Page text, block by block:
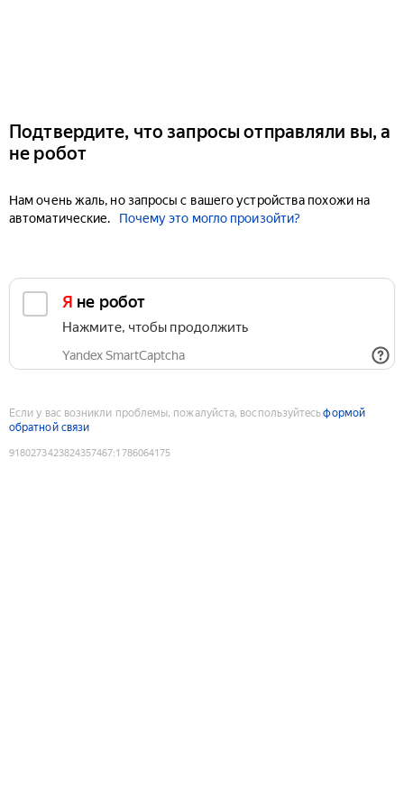
Подтвердите, что запросы отправляли вы, а
не робот
Нам очень жаль, но запросы с вашего устройства похожи на
автоматические.
Почему это могло произойти?
Я не робот
Нажмите, чтобы продолжить
Yandex SmartCaptcha
Если у вас возникли проблемы, пожалуйста, воспользуйтесьформой
обратной связи
9180273423824357467:1786064175